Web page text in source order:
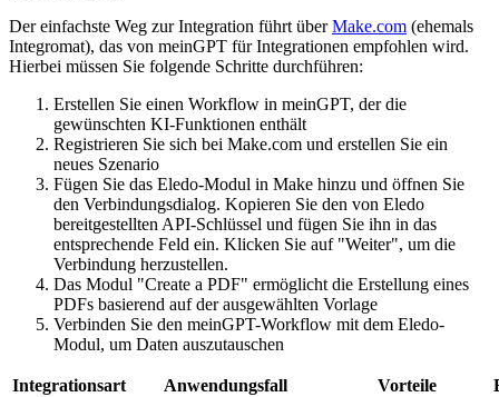
Der einfachste Weg zur Integration führt überMake.com (ehemals
Integromat), das von meinGPT für Integrationen empfohlen wird.
Hierbei müssen Sie folgende Schritte durchführen:
Erstellen Sie einen Workflow in meinGPT, der die
gewünschten KI-Funktionen enthält
Registrieren Sie sich bei Make.com und erstellen Sie ein
neues Szenario
Fügen Sie das Eledo-Modul in Make hinzu und öffnen Sie
den Verbindungsdialog. Kopieren Sie den von Eledo
bereitgestellten API-Schlüssel und fügen Sie ihn in das
entsprechende Feld ein. Klicken Sie auf "Weiter", um die
Verbindung herzustellen.
Das Modul "Create a PDF" ermöglicht die Erstellung eines
PDFs basierend auf der ausgewählten Vorlage
Verbinden Sie den meinGPT-Workflow mit dem Eledo-
Modul, um Daten auszutauschen
Integrationsart Anwendungsfall Vorteile